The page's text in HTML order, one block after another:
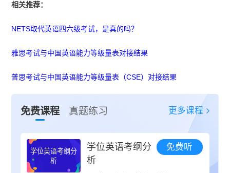
相关推荐：
NETS取代英语四六级考试，是真的吗？
雅思考试与中国英语能力等级量表对接结果
普思考试与中国英语能力等级量表（CSE）对接结果
免费课程 真题练习 更多课程
学位英语考纲分
析
学位英语考纲分
析
免费听